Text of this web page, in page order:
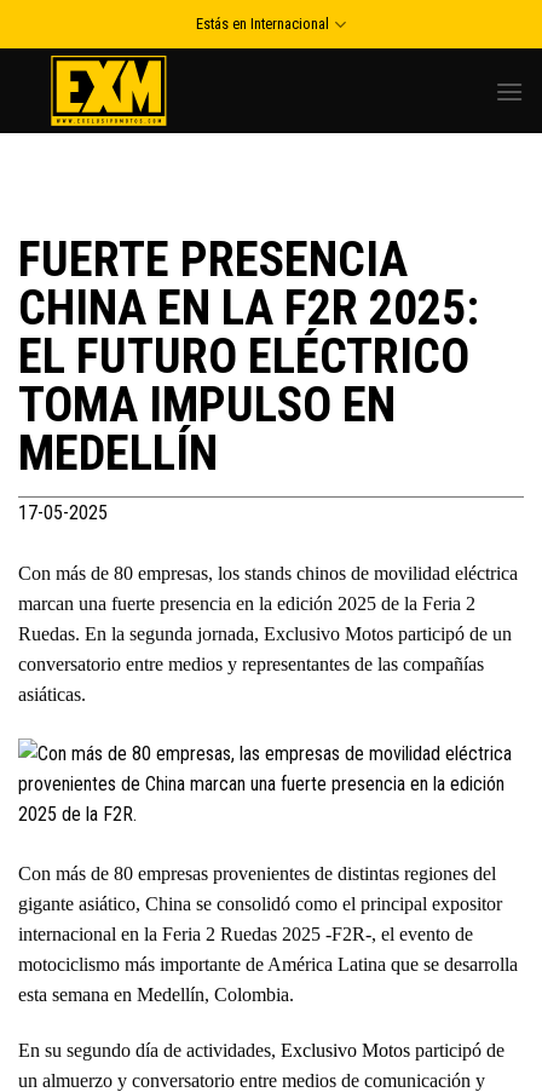
to
Estás en Internacional
FUERTE PRESENCIA
CHINA EN LA F2R 2025:
EL FUTURO ELÉCTRICO
TOMA IMPULSO EN
MEDELLÍN
17-05-2025
Con más de 80 empresas, los stands chinos de movilidad eléctrica
marcan una fuerte presencia en la edición 2025 de la Feria 2
Ruedas. En la segunda jornada, Exclusivo Motos participó de un
conversatorio entre medios y representantes de las compañías
asiáticas.
Con más de 80 empresas provenientes de distintas regiones del
gigante asiático, China se consolidó como el principal expositor
internacional en la Feria 2 Ruedas 2025 -F2R-, el evento de
motociclismo más importante de América Latina que se desarrolla
esta semana en Medellín, Colombia.
En su segundo día de actividades, Exclusivo Motos participó de
un almuerzo y conversatorio entre medios de comunicación y